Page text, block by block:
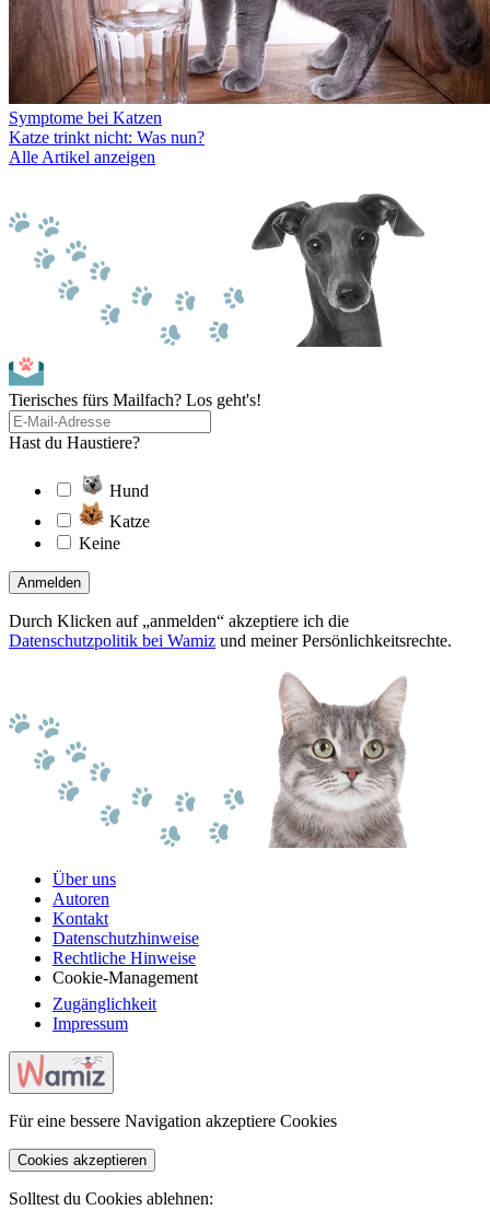
Symptome bei Katzen
Katze trinkt nicht: Was nun?
Alle Artikel anzeigen
Tierisches fürs Mailfach? Los geht's!
Hast du Haustiere?
Hund
Katze
Keine
Anmelden
Durch Klicken auf „anmelden“ akzeptiere ich die
Datenschutzpolitik bei Wamiz und meiner Persönlichkeitsrechte.
Über uns
Autoren
Kontakt
Datenschutzhinweise
Rechtliche Hinweise
Cookie-Management
Zugänglichkeit
Impressum
Für eine bessere Navigation akzeptiere Cookies
Cookies akzeptieren
Solltest du Cookies ablehnen: